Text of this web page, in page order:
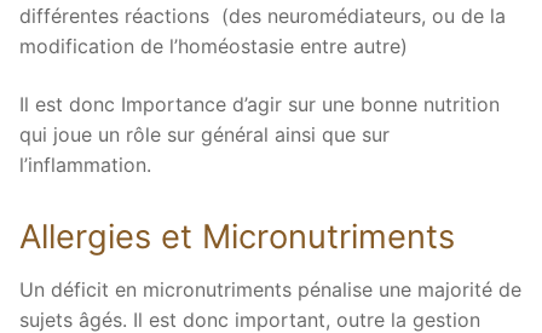
différentes réactions (des neuromédiateurs, ou de la
modification de l’homéostasie entre autre)
Il est donc Importance d’agir sur une bonne nutrition
qui joue un rôle sur général ainsi que sur
l’inflammation.
Allergies et Micronutriments
Un déficit en micronutriments pénalise une majorité de
sujets âgés. Il est donc important, outre la gestion